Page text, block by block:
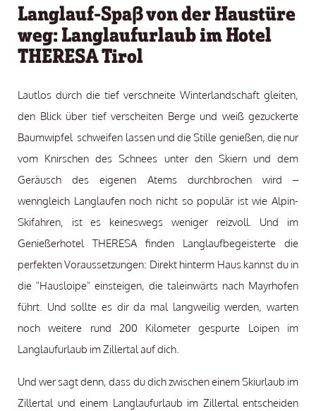
Langlauf-Spaß von der Haustüre
weg: Langlaufurlaub im Hotel
THERESA Tirol
Lautlos durch die tief verschneite Winterlandschaft gleiten,
den Blick über tief verscheiten Berge und weiß gezuckerte
Baumwipfel schweifen lassen und die Stille genießen, die nur
vom Knirschen des Schnees unter den Skiern und dem
Geräusch des eigenen Atems durchbrochen wird –
wenngleich Langlaufen noch nicht so populär ist wie Alpin-
Skifahren, ist es keineswegs weniger reizvoll. Und im
Genießerhotel THERESA finden Langlaufbegeisterte die
perfekten Voraussetzungen: Direkt hinterm Haus kannst du in
die "Hausloipe" einsteigen, die taleinwärts nach Mayrhofen
führt. Und sollte es dir da mal langweilig werden, warten
noch weitere rund 200 Kilometer gespurte Loipen im
Langlaufurlaub im Zillertal auf dich.
Und wer sagt denn, dass du dich zwischen einem Skiurlaub im
Zillertal und einem Langlaufurlaub im Zillertal entscheiden